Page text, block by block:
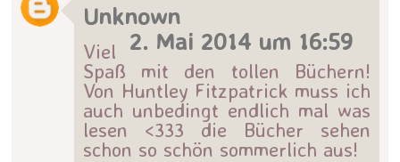
Unknown
2. Mai 2014 um 16:59
Viel
Spaß mit den tollen Büchern!
Von Huntley Fitzpatrick muss ich
auch unbedingt endlich mal was
lesen <333 die Bücher sehen
schon so schön sommerlich aus!